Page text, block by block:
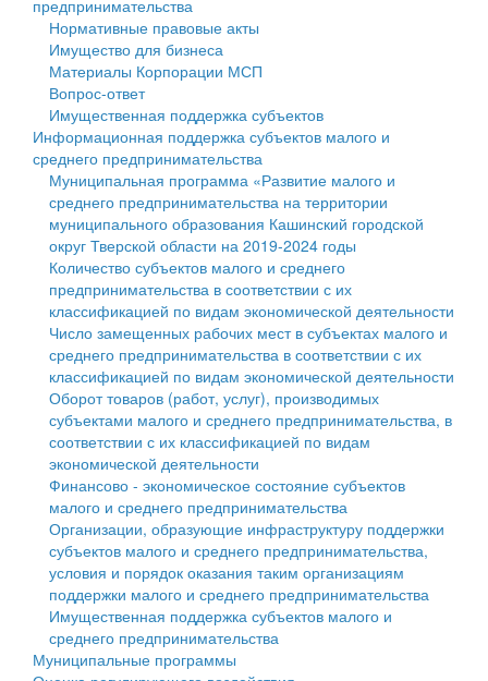
Государственные услуги
Промышленность и АПК
Экономика и бизнес
...
Символика
Устав
Гостям округа
Туризм
Культура
Образование
Здравоохранение
Социальная защита
Фотоальбом
муниципального округа Тверской области
Администрация Кашинского муниципального округа
Тверской области
Управление сельскими территориями
Открытые данные
Работа с обращениями граждан
Муниципальный контроль
Муниципальные услуги
Проекты административных регламентов
Антимонопольный комплаенс
Противодействие коррупции
Финансовое управление
Бюджет для граждан
Имущество
Выявление правообладателей ранее учтенных
объектов недвижимости
Имущественная поддержка субъектов малого и
среднего предпринимательства
Информационная поддержка субъектов малого и
среднего предпринимательства
Муниципальные программы
Контрольно-счетная палата
Персональные данные
Оценка регулирующего воздействия
Деятельность МУ
Нормативы градостроительного проектирования
предпринимательства
Нормативные правовые акты
Имущество для бизнеса
Материалы Корпорации МСП
Вопрос-ответ
Имущественная поддержка субъектов
Информационная поддержка субъектов малого и
среднего предпринимательства
Муниципальная программа «Развитие малого и
среднего предпринимательства на территории
муниципального образования Кашинский городской
округ Тверской области на 2019-2024 годы
Количество субъектов малого и среднего
предпринимательства в соответствии с их
классификацией по видам экономической деятельности
Число замещенных рабочих мест в субъектах малого и
среднего предпринимательства в соответствии с их
классификацией по видам экономической деятельности
Оборот товаров (работ, услуг), производимых
субъектами малого и среднего предпринимательства, в
соответствии с их классификацией по видам
экономической деятельности
Финансово - экономическое состояние субъектов
малого и среднего предпринимательства
Организации, образующие инфраструктуру поддержки
субъектов малого и среднего предпринимательства,
условия и порядок оказания таким организациям
поддержки малого и среднего предпринимательства
Имущественная поддержка субъектов малого и
среднего предпринимательства
Муниципальные программы